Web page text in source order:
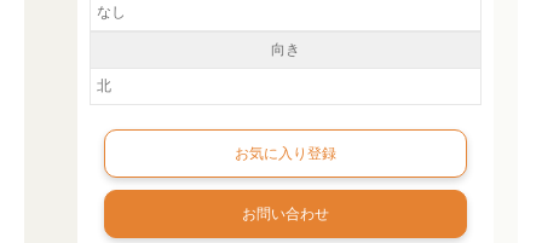
なし
向き
北
お問い合わせ